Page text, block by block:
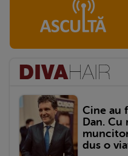
Cine au
Dan.
dus o